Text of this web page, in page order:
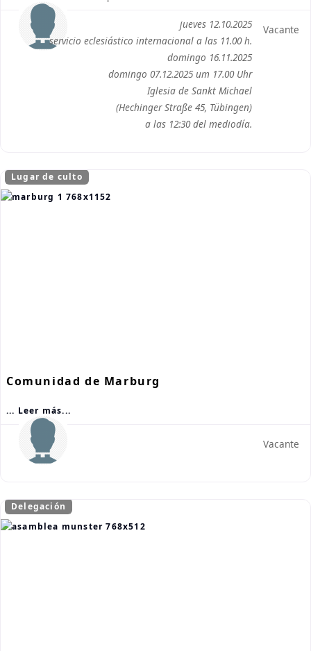
Vacante
jueves 12.10.2025
servicio eclesiástico internacional a las 11.00 h.
domingo 16.11.2025
domingo 07.12.2025 um 17.00 Uhr
Iglesia de Sankt Michael
(Hechinger Straße 45, Tübingen)
a las 12:30 del mediodía.
Lugar de culto
Comunidad de Marburg
... Leer más...
Vacante
Delegación